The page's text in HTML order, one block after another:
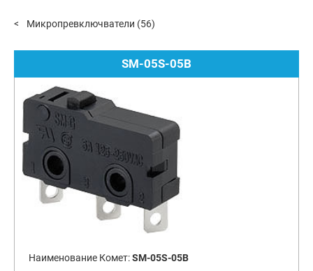
Микропревключватели (56)
SM-05S-05B
Наименование Комет:SM-05S-05B